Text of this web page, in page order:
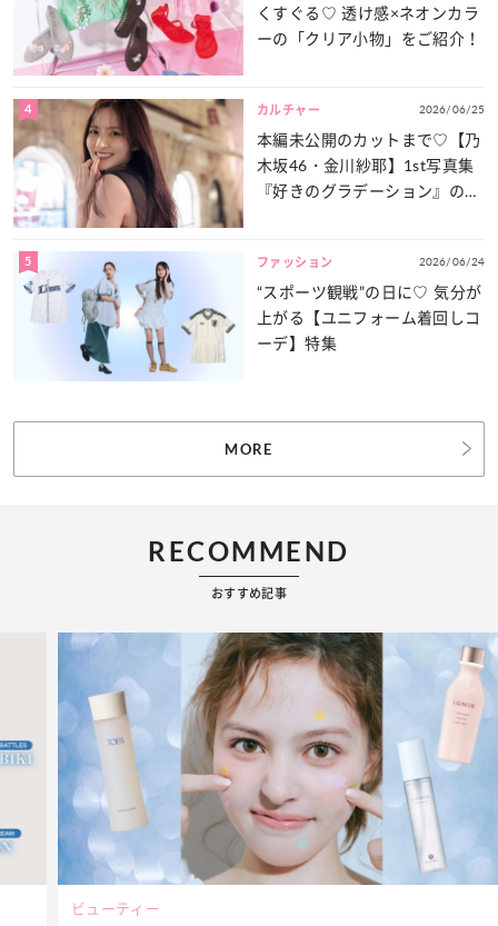
くすぐる♡ 透け感×ネオンカラ
ーの「クリア小物」をご紹介！
4 カルチャー 2026/06/25
本編未公開のカットまで♡【乃
木坂46・金川紗耶】1st写真集
『好きのグラデーション』の魅
5 ファッション 2026/06/24
“スポーツ観戦”の日に♡ 気分が
上がる【ユニフォーム着回しコ
ーデ】特集
MORE
RECOMMEND
おすすめ記事
ビューティー